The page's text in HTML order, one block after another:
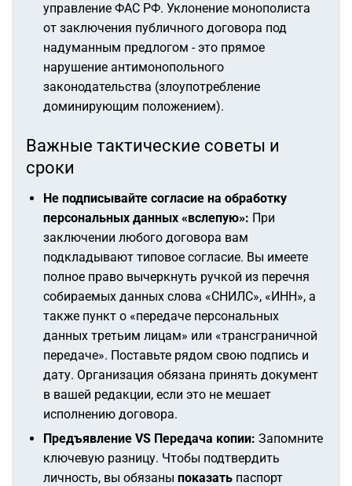
управление ФАС РФ. Уклонение монополиста
от заключения публичного договора под
надуманным предлогом - это прямое
нарушение антимонопольного
законодательства (злоупотребление
доминирующим положением).
Важные тактические советы и
сроки
Не подписывайте согласие на обработку
персональных данных «вслепую»: При
заключении любого договора вам
подкладывают типовое согласие. Вы имеете
полное право вычеркнуть ручкой из перечня
собираемых данных слова «СНИЛС», «ИНН», а
также пункт о «передаче персональных
данных третьим лицам» или «трансграничной
передаче». Поставьте рядом свою подпись и
дату. Организация обязана принять документ
в вашей редакции, если это не мешает
исполнению договора.
Предъявление VS Передача копии: Запомните
ключевую разницу. Чтобы подтвердить
личность, вы обязаны показать паспорт